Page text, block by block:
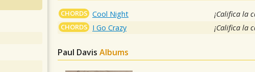
CHORDS Cool Night ¡Califica la
CHORDS I Go Crazy ¡Califica la
Paul Davis Albums